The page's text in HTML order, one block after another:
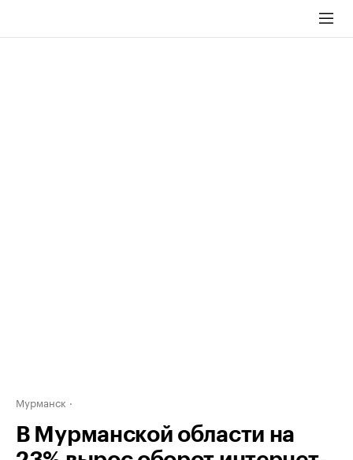
Мурманск
В Мурманской области на